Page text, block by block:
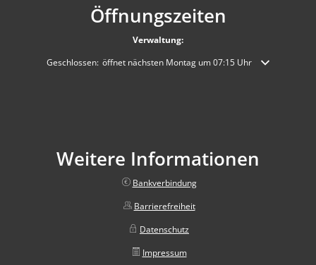
Öffnungszeiten
Verwaltung:
Klicken, um weitere Öffnungs- oder Schließzeiten auszublenden
Geschlossen: öffnet nächsten Montag um 07:15 Uhr
Weitere Informationen
Bankverbindung
Barrierefreiheit
Datenschutz
Impressum